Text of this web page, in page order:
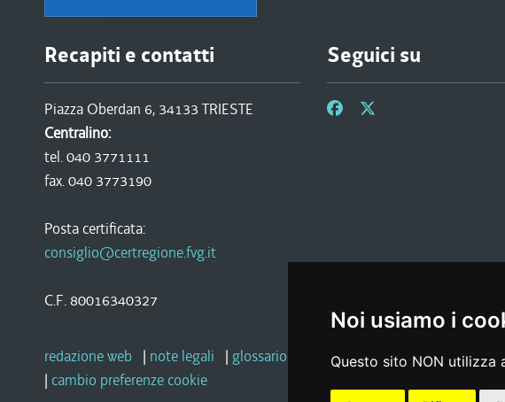
Noi usiamo i
Questo sito NON utilizza
Recapiti e contatti
Piazza Oberdan 6, 34133 TRIESTE
Centralino:
tel. 040 3771111
fax. 040 3773190
Posta certificata:
consiglio@certregione.fvg.it
C.F. 80016340327
Seguici su
redazione web | note legali | glossario privacy |social media policy |
| cambio preferenze cookie